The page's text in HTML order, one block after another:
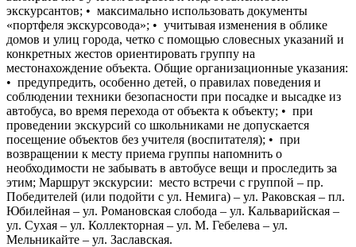
экскурсантов; • максимально использовать документы
«портфеля экскурсовода»; • учитывая изменения в облике
домов и улиц города, четко с помощью словесных указаний и
конкретных жестов ориентировать группу на
местонахождение объекта. Общие организационные указания:
• предупредить, особенно детей, о правилах поведения и
соблюдении техники безопасности при посадке и высадке из
автобуса, во время перехода от объекта к объекту; • при
проведении экскурсий со школьниками не допускается
посещение объектов без учителя (воспитателя); • при
возвращении к месту приема группы напомнить о
необходимости не забывать в автобусе вещи и проследить за
этим; Маршрут экскурсии: место встречи с группой – пр.
Победителей (или подойти с ул. Немига) – ул. Раковская – пл.
Юбилейная – ул. Романовская слобода – ул. Кальварийская –
ул. Сухая – ул. Коллекторная – ул. М. Гебелева – ул.
Мельникайте – ул. Заславская.